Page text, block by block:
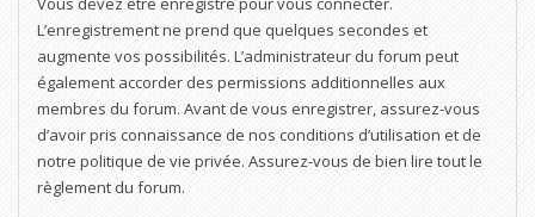
L’enregistrement ne prend que quelques secondes et
augmente vos possibilités. L’administrateur du forum peut
également accorder des permissions additionnelles aux
membres du forum. Avant de vous enregistrer, assurez-vous
d’avoir pris connaissance de nos conditions d’utilisation et de
notre politique de vie privée. Assurez-vous de bien lire tout le
règlement du forum.